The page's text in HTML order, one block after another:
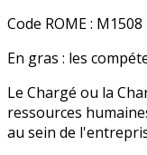
Code ROME : M1508
En gras : les
Le Chargé ou la
ressources
au sein de